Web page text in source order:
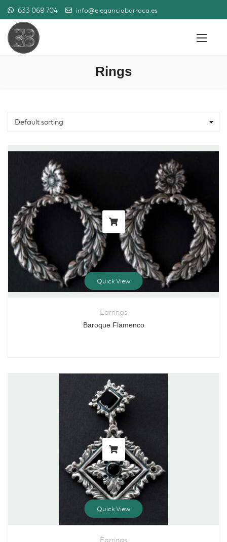
633 068 704 info@eleganciabarroca.es
Rings
Default sorting
Quick View
Earrings
Baroque Flamenco
Quick View
Earrings